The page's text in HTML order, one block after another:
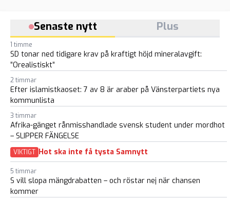
Senaste nytt Plus
1 timme
SD tonar ned tidigare krav på kraftigt höjd mineralavgift:
”Orealistiskt”
2 timmar
Efter islamistkaoset: 7 av 8 är araber på Vänsterpartiets nya
kommunlista
3 timmar
Afrika-gänget rånmisshandlade svensk student under mordhot
– SLIPPER FÄNGELSE
VIKTIGT Hot ska inte få tysta Samnytt
5 timmar
S vill slopa mängdrabatten – och röstar nej när chansen
kommer